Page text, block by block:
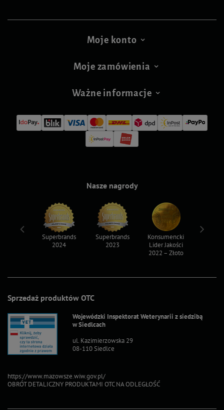
Moje konto
Moje zamówienia
Ważne informacje
Sprzedaż produktów OTC
Wojewódzki Inspektorat Weterynarii z siedzibą
w Siedlcach
ul. Kazimierzowska 29
08-110 Siedlce
https://www.mazowsze.wiw.gov.pl/
OBRÓT DETALICZNY PRODUKTAMI OTC NA ODLEGŁOŚĆ
Nasze nagrody
Superbrands
2024
Superbrands
2023
Konsumencki
Lider Jakości
2022 – Złoto